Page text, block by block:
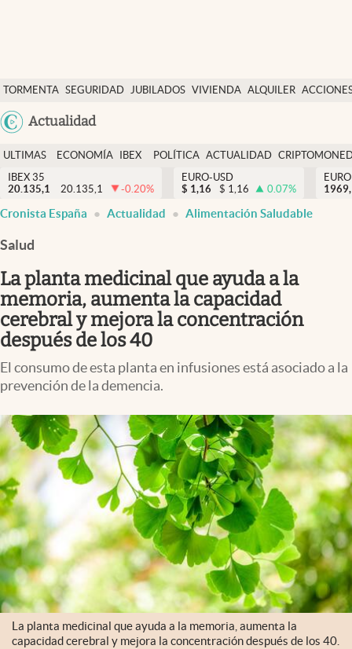
TORMENTA SEGURIDAD JUBILADOS VIVIENDA ALQUILER
Colombia
Actualidad
Economía y finanzas
Política
Actualidad
Criptomonedas
España
ULTIMAS
NOTICIAS
ECONOMÍA
FINANZAS
IBEX
EURO
POLÍTICA ACTUALIDAD
IBEX 35
20.135,1
20.135,1 -0.20%
EURO-USD
$ 1,16 $ 1,16 0.07%
Cronista España Actualidad Alimentación Saludable
Salud
La planta medicinal que ayuda a la
memoria, aumenta la capacidad
cerebral y mejora la concentración
después de los 40
El consumo de esta planta en infusiones está asociado a la
prevención de la demencia.
La planta medicinal que ayuda a la memoria, aumenta la
capacidad cerebral y mejora la concentración después de los 40.